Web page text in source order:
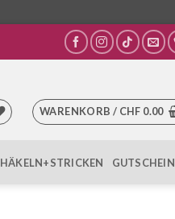
WARENKORB / CHF 0.00
HÄKELN+STRICKEN GUTSCHEIN